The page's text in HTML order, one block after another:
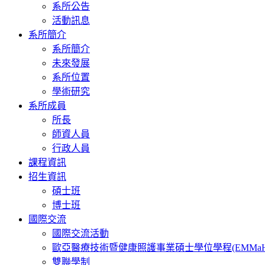
系所公告
活動訊息
系所簡介
系所簡介
未來發展
系所位置
學術研究
系所成員
所長
師資人員
行政人員
課程資訊
招生資訊
碩士班
博士班
國際交流
國際交流活動
歐亞醫療技術暨健康照護事業碩士學位學程
雙聯學制